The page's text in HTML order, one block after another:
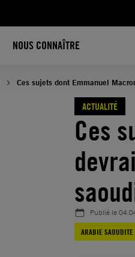
NOUS CONNAÎTRE
Ces sujets dont Emmanuel
ACTUALITÉ
Ces
Publié le
ARABIE SAOUDITE